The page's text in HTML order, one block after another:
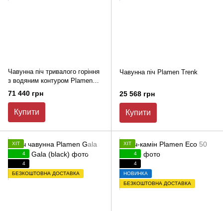
Чавунна піч тривалого горіння
з водяним контуром Plamen
Tena Termo
71 440 грн
Купити
Чавунна піч Plamen Trenk
25 568 грн
Купити
ХІТ
4
4
БЕЗКОШТОВНА ДОСТАВКА
ХІТ
4
4
НОВИНКА
БЕЗКОШТОВНА ДОСТАВКА